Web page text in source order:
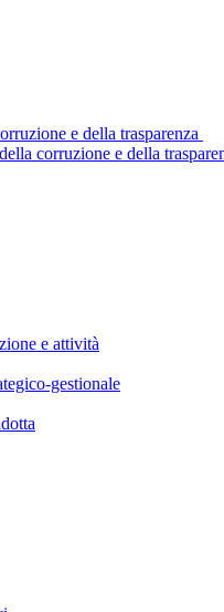
e della trasparenza
corruzione e della
e attività
gestionale